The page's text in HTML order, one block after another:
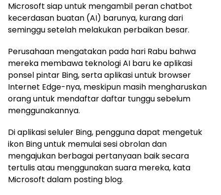
Microsoft siap untuk mengambil peran chatbot
kecerdasan buatan (AI) barunya, kurang dari
seminggu setelah melakukan perbaikan besar.
Perusahaan mengatakan pada hari Rabu bahwa
mereka membawa teknologi AI baru ke aplikasi
ponsel pintar Bing, serta aplikasi untuk browser
Internet Edge-nya, meskipun masih mengharuskan
orang untuk mendaftar daftar tunggu sebelum
menggunakannya.
Di aplikasi seluler Bing, pengguna dapat mengetuk
ikon Bing untuk memulai sesi obrolan dan
mengajukan berbagai pertanyaan baik secara
tertulis atau menggunakan suara mereka, kata
Microsoft dalam posting blog.